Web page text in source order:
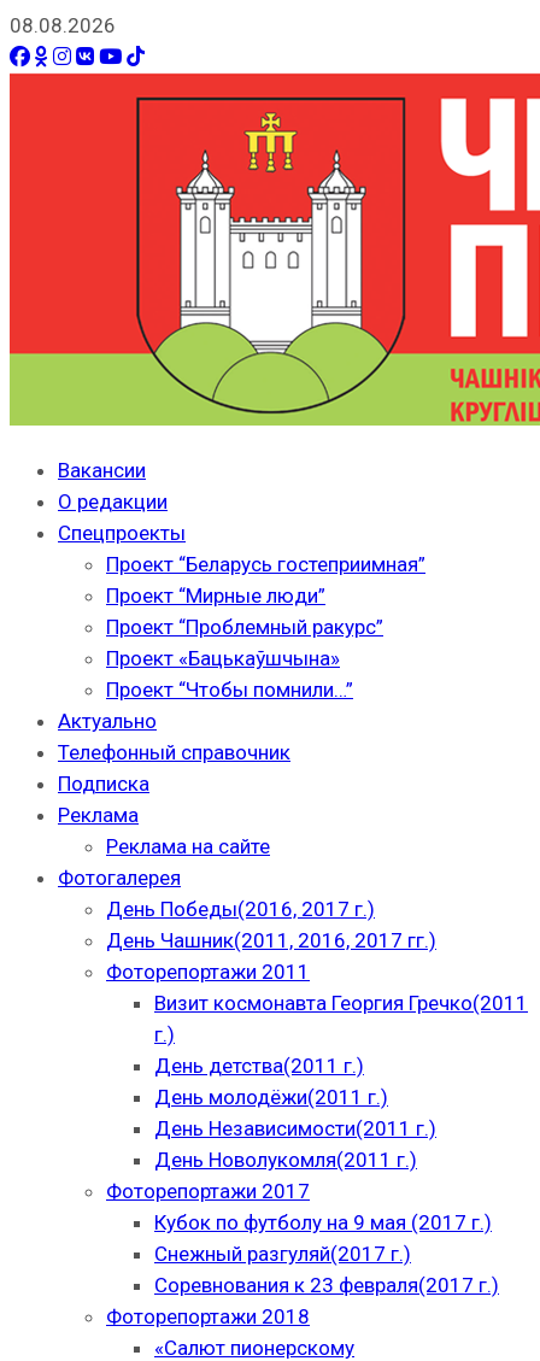
08.08.2026
Вакансии
О редакции
Спецпроекты
Проект “Беларусь гостеприимная”
Проект “Мирные люди”
Проект “Проблемный ракурс”
Проект «Бацькаўшчына»
Проект “Чтобы помнили…”
Актуально
Телефонный справочник
Подписка
Реклама
Реклама на сайте
Фотогалерея
День Победы(2016, 2017 г.)
День Чашник(2011, 2016, 2017 гг.)
Фоторепортажи 2011
Визит космонавта Георгия Гречко(2011
г.)
День детства(2011 г.)
День молодёжи(2011 г.)
День Независимости(2011 г.)
День Новолукомля(2011 г.)
Фоторепортажи 2017
Кубок по футболу на 9 мая (2017 г.)
Снежный разгуляй(2017 г.)
Соревнования к 23 февраля(2017 г.)
Фоторепортажи 2018
«Салют пионерскому